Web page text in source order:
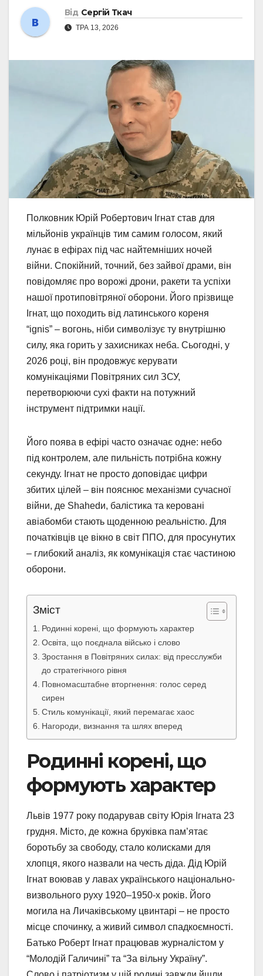
Від Сергій Ткач
ТРА 13, 2026
Полковник Юрій Робертович Ігнат став для
мільйонів українців тим самим голосом, який
лунає в ефірах під час найтемніших ночей
війни. Спокійний, точний, без зайвої драми, він
повідомляє про ворожі дрони, ракети та успіхи
нашої протиповітряної оборони. Його прізвище
Ігнат, що походить від латинського кореня
“ignis” – вогонь, ніби символізує ту внутрішню
силу, яка горить у захисниках неба. Сьогодні, у
2026 році, він продовжує керувати
комунікаціями Повітряних сил ЗСУ,
перетворюючи сухі факти на потужний
інструмент підтримки нації.
Його поява в ефірі часто означає одне: небо
під контролем, але пильність потрібна кожну
секунду. Ігнат не просто доповідає цифри
збитих цілей – він пояснює механізми сучасної
війни, де Shahedи, балістика та керовані
авіабомби стають щоденною реальністю. Для
початківців це вікно в світ ППО, для просунутих
– глибокий аналіз, як комунікація стає частиною
оборони.
Зміст
Родинні корені, що формують характер
Освіта, що поєднала військо і слово
Зростання в Повітряних силах: від пресслужби
до стратегічного рівня
Повномасштабне вторгнення: голос серед
сирен
Стиль комунікації, який перемагає хаос
Нагороди, визнання та шлях вперед
Родинні корені, що
формують характер
Львів 1977 року подарував світу Юрія Ігната 23
грудня. Місто, де кожна бруківка пам’ятає
боротьбу за свободу, стало колисками для
хлопця, якого назвали на честь діда. Дід Юрій
Ігнат воював у лавах українського національно-
визвольного руху 1920–1950-х років. Його
могила на Личаківському цвинтарі – не просто
місце спочинку, а живий символ спадкоємності.
Батько Роберт Ігнат працював журналістом у
“Молодій Галичині” та “За вільну Україну”.